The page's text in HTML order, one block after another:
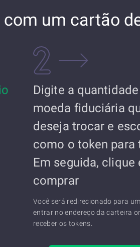
um cartão
Digite a
moeda fiduciária
deseja trocar e
como o token para
Em seguida, clique
comprar
Você será redirecionado para
entrar no endereço da carteira
receber os tokens.